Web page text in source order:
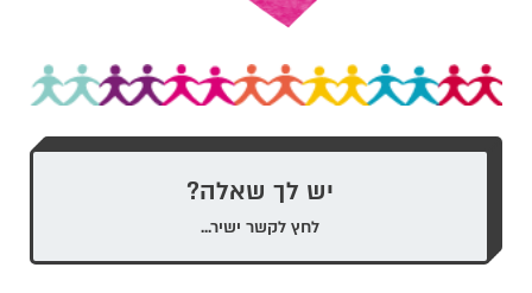
יש לך שאלה?
לחץ לקשר ישיר...